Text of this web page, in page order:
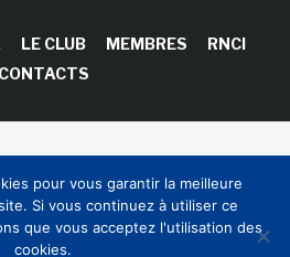
LE CLUB MEMBRES
RNCI
CONTACTS
Conseils
pour vous garantir la meilleure
Si vous continuez à utiliser ce
que vous acceptez l'utilisation des
cookies.